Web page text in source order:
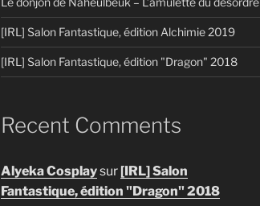
[IRL] Salon Fantastique, édition Alchimie 2019
[IRL] Salon Fantastique, édition "Dragon" 2018
Recent Comments
Alyeka Cosplaysur [IRL] Salon
Fantastique, édition "Dragon" 2018